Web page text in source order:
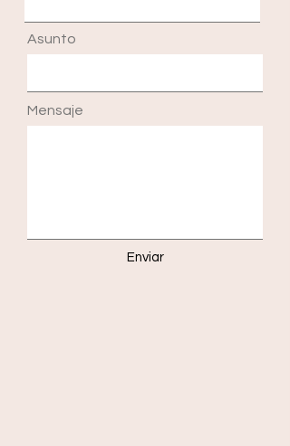
Asunto
Mensaje
Enviar